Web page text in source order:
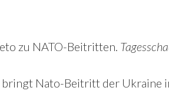
zu NATO-Beitritten.
Nato-Beitritt der Ukraine